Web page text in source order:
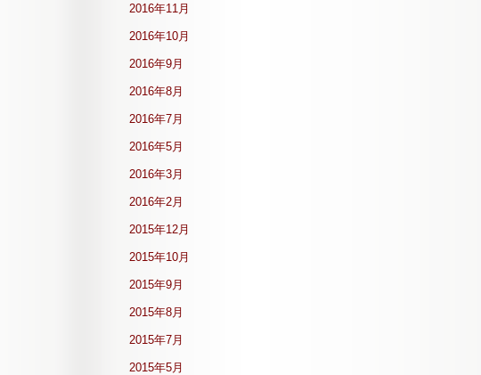
2016年11月
2016年10月
2016年9月
2016年8月
2016年7月
2016年5月
2016年3月
2016年2月
2015年12月
2015年10月
2015年9月
2015年8月
2015年7月
2015年5月